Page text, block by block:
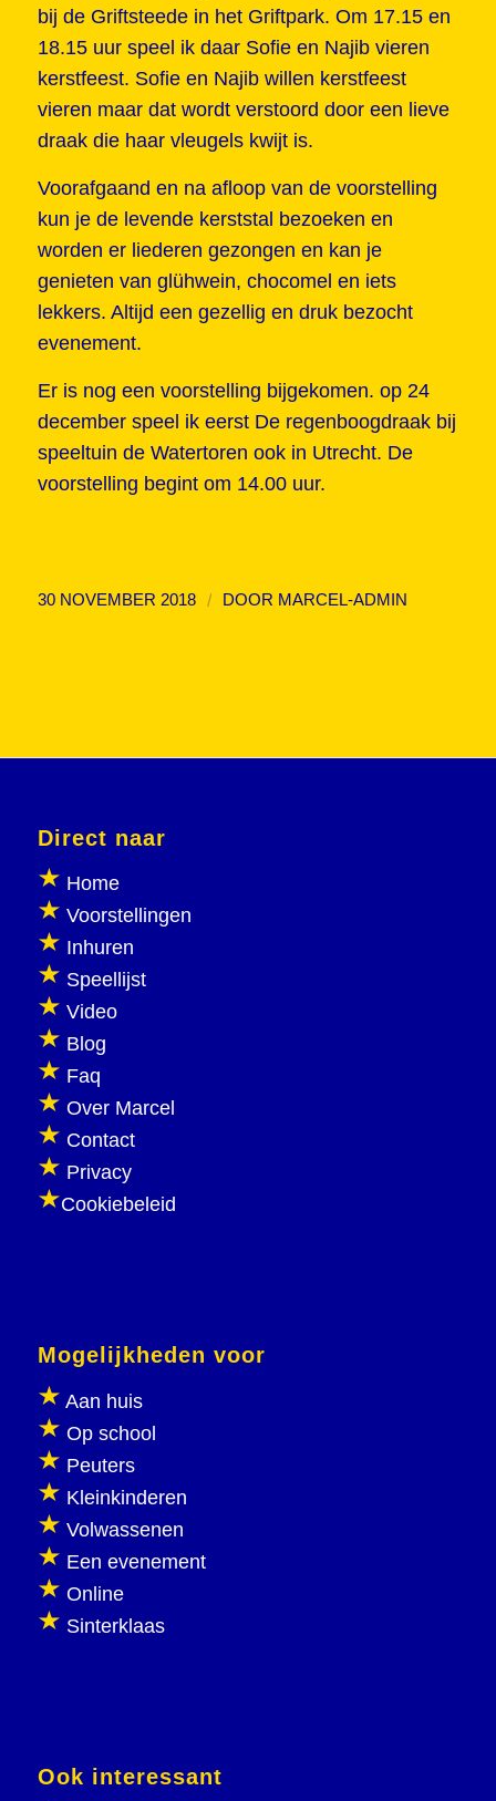
bij de Griftsteede in het Griftpark. Om 17.15 en
18.15 uur speel ik daar Sofie en Najib vieren
kerstfeest. Sofie en Najib willen kerstfeest
vieren maar dat wordt verstoord door een lieve
draak die haar vleugels kwijt is.
Voorafgaand en na afloop van de voorstelling
kun je de levende kerststal bezoeken en
worden er liederen gezongen en kan je
genieten van glühwein, chocomel en iets
lekkers. Altijd een gezellig en druk bezocht
evenement.
Er is nog een voorstelling bijgekomen. op 24
december speel ik eerst De regenboogdraak bij
speeltuin de Watertoren ook in Utrecht. De
voorstelling begint om 14.00 uur.
30 NOVEMBER 2018 / DOOR MARCEL-ADMIN
Direct naar
Home
Voorstellingen
Inhuren
Speellijst
Video
Blog
Faq
Over Marcel
Contact
Privacy
Cookiebeleid
Mogelijkheden voor
Aan huis
Op school
Peuters
Kleinkinderen
Volwassenen
Een evenement
Online
Sinterklaas
Ook interessant